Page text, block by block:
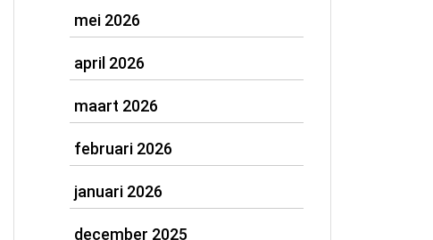
mei 2026
april 2026
maart 2026
februari 2026
januari 2026
december 2025